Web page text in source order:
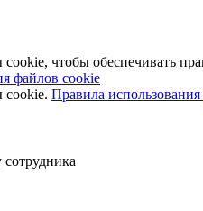
чтобы обеспечивать
файлов cookie
Правила